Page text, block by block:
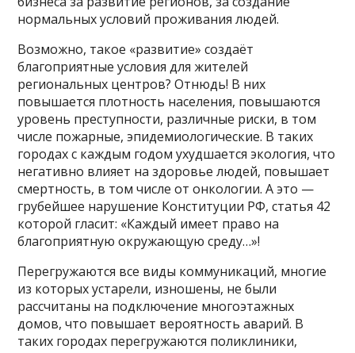
нормальных условий проживания людей.
Возможно, такое «развитие» создаёт
благоприятные условия для жителей
региональных центров? Отнюдь! В них
повышается плотность населения, повышаются
уровень преступности, различные риски, в том
числе пожарные, эпидемиологические. В таких
городах с каждым годом ухудшается экология, что
негативно влияет на здоровье людей, повышает
смертность, в том числе от онкологии. А это —
грубейшее нарушение Конституции РФ, статья 42
которой гласит: «Каждый имеет право на
благоприятную окружающую среду…»!
Перегружаются все виды коммуникаций, многие
из которых устарели, изношены, не были
рассчитаны на подключение многоэтажных
домов, что повышает вероятность аварий. В
таких городах перегружаются поликлиники,